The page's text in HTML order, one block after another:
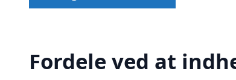
Fordele ved at